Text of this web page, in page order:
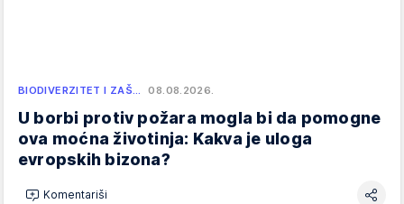
BIODIVERZITET I ZAŠ… 08.08.2026.
U borbi protiv požara mogla bi da pomogne
ova moćna životinja: Kakva je uloga
evropskih bizona?
Komentariši